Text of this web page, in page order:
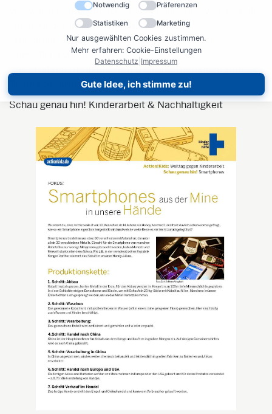
Notwendig Präferenzen
Statistiken Marketing
Nur ausgewählten Cookies zustimmen.
Mehr erfahren: Cookie-Einstellungen
Datenschutz Impressum
Gute Idee, ich stimme zu!
Wie werden Smartphones hergestellt? Und welche Rolle
spielt Kinderarbeit dabei? Alles rund um
Produktionskette, Probleme & Risiken bei der
Herstellung von Handys.
Das erfahren Sie in unseren Basisinformationen zum
Thema Smartphones.
Schau genau hin! Kinderarbeit & Nachhaltigkeit